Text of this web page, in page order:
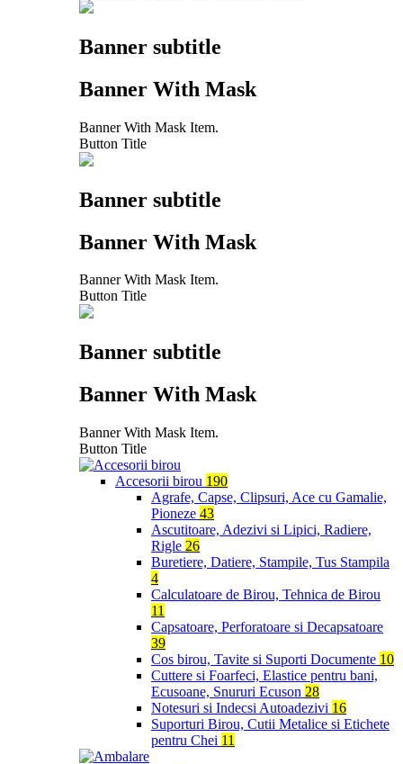
Banner subtitle
Banner With Mask
Banner With Mask Item.
Button Title
Banner subtitle
Banner With Mask
Banner With Mask Item.
Button Title
Banner subtitle
Banner With Mask
Banner With Mask Item.
Button Title
Accesorii birou 190
Agrafe, Capse, Clipsuri, Ace cu Gamalie,
Pioneze 43
Ascutitoare, Adezivi si Lipici, Radiere,
Rigle 26
Buretiere, Datiere, Stampile, Tus Stampila
4
Calculatoare de Birou, Tehnica de Birou
11
Capsatoare, Perforatoare si Decapsatoare
39
Cos birou, Tavite si Suporti Documente 10
Cuttere si Foarfeci, Elastice pentru bani,
Ecusoane, Snururi Ecuson 28
Notesuri si Indecsi Autoadezivi 16
Suporturi Birou, Cutii Metalice si Etichete
pentru Chei 11